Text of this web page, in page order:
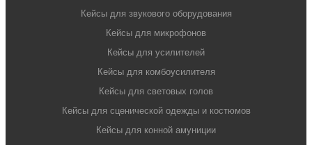
Кейсы для звукового оборудования
Кейсы для микрофонов
Кейсы для усилителей
Кейсы для комбоусилителя
Кейсы для световых голов
Кейсы для сценической одежды и костюмов
Кейсы для конной амуниции